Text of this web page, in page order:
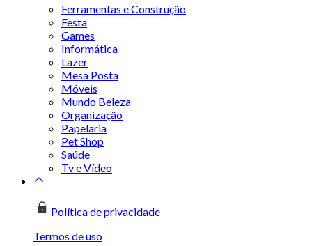
Ferramentas e Construção
Festa
Games
Informática
Lazer
Mesa Posta
Móveis
Mundo Beleza
Organização
Papelaria
Pet Shop
Saúde
Tv e Vídeo
Política de privacidade
Termos de uso